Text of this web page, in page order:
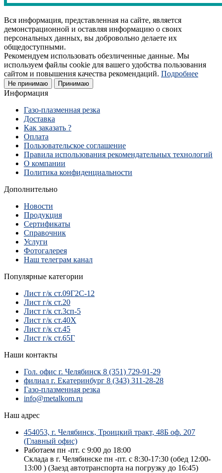
Вся информация, представленная на сайте, является
демонстрационной и оставляя информацию о своих
персональных данных, вы добровольно делаете их
общедоступными.
Рекомендуем использовать обезличенные данные. Мы
используем файлы cookie для вашего удобства пользования
сайтом и повышения качества рекомендаций. Подробнее
Не принимаю Принимаю
Информация
Газо-плазменная резка
Доставка
Как заказать ?
Оплата
Пользовательское соглашение
Правила использования рекомендательных технологий
О компании
Политика конфиденциальности
Дополнительно
Новости
Продукция
Сертификаты
Справочник
Услуги
Фотогалерея
Наш телеграм канал
Популярные категории
Лист г/к ст.09Г2С-12
Лист г/к ст.20
Лист г/к ст.3сп-5
Лист г/к ст.40Х
Лист г/к ст.45
Лист г/к ст.65Г
Наши контакты
Гол. офис г. Челябинск 8 (351) 729-91-29
филиал г. Екатеринбург 8 (343) 311-28-28
Газо-плазменная резка
info@metalkom.ru
Наш адрес
454053, г. Челябинск, Троицкий тракт, 48Б оф. 207
(Главный офис)
Работаем пн -пт. с 9:00 до 18:00
Склада в г. Челябинске пн -пт. с 8:30-17:30 (обед 12:00-
13:00 ) (Заезд автотранспорта на погрузку до 16:45)